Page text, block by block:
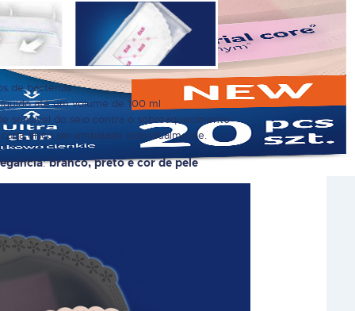
de bactérias
até um volume de 100 ml
sensível do seio contra o sobreaquecimento
disco ser embalado individualmente.
:branco, preto e cor de pele